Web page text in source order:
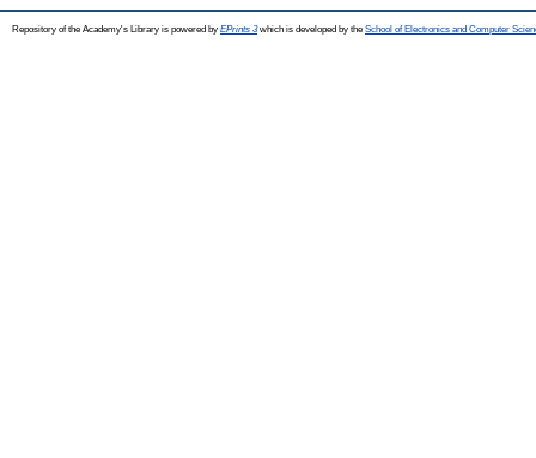
Repository of the Academy's Library is powered by EPrints 3which is developed by the School of Electronics and Computer